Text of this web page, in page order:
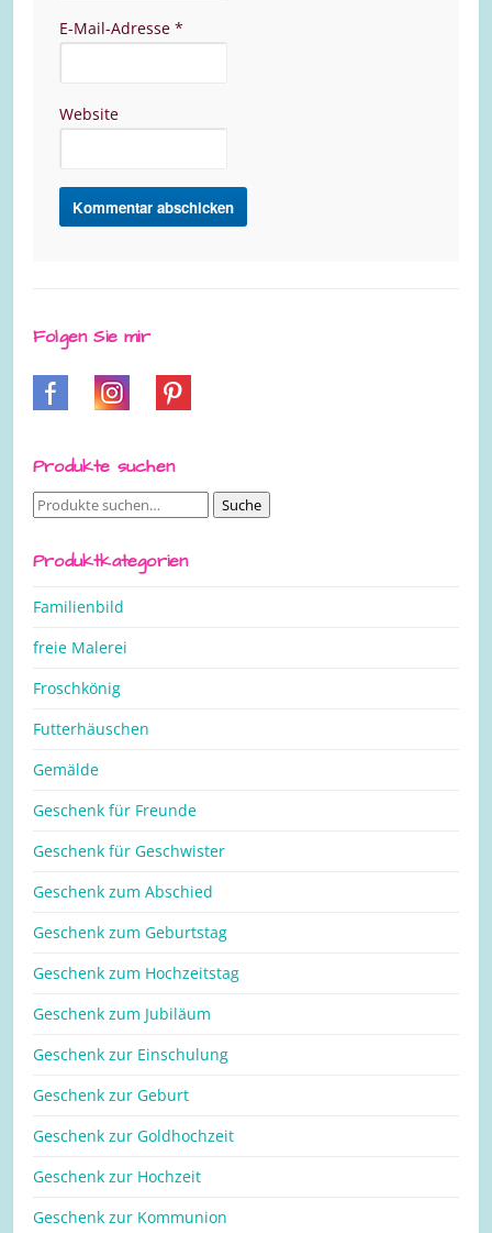
E-Mail-Adresse *
Website
Folgen Sie mir
Produkte suchen
Suche
Suche
Produktkategorien
Familienbild
freie Malerei
Froschkönig
Futterhäuschen
Gemälde
Geschenk für Freunde
Geschenk für Geschwister
Geschenk zum Abschied
Geschenk zum Geburtstag
Geschenk zum Hochzeitstag
Geschenk zum Jubiläum
Geschenk zur Einschulung
Geschenk zur Geburt
Geschenk zur Goldhochzeit
Geschenk zur Hochzeit
Geschenk zur Kommunion